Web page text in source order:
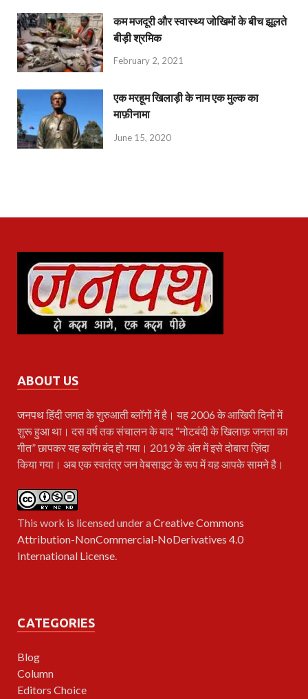
कम मजदूरी और स्वास्थ्य जोखिमों के बीच झूलते
बीड़ी श्रमिक
February 2, 2021
एक मरहूम खिलाड़ी के नाम एक मुल्क का
माफ़ीनामा
June 15, 2020
ABOUT US
जनपथहिंदी जगत के शुरुआती ब्लॉगों में है। यह 2006 के आखिरी दिनों में
शुरू हुआ था। दस वर्ष तक संचालन के बाद “नोटबंदी के खिलाफ़ जनता का
गीत” छापकर यह ब्लॉग बंद हो गया। 2019 के अंत में इसे दोबारा ज़िंदा
किया गया। अब एक स्वतंत्र जन वेबसाइट के रूप में यह आपके सामने है।
This work is licensed under aCreative Commons
Attribution-NonCommercial-NoDerivatives 4.0
International License.
CATEGORIES
Blog
Column
Editors Choice